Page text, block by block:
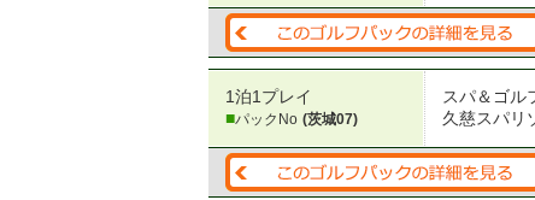
1泊1プレイ
■パックNo (茨城07)
スパ＆ゴル
久慈スパリ